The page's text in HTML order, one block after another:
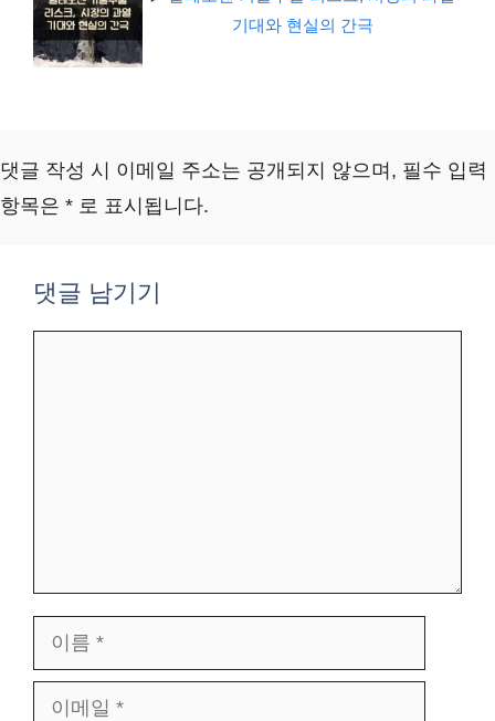
기대와 현실의 간극
댓글 작성 시 이메일 주소는 공개되지 않으며, 필수 입력
항목은 * 로 표시됩니다.
댓글 남기기
름